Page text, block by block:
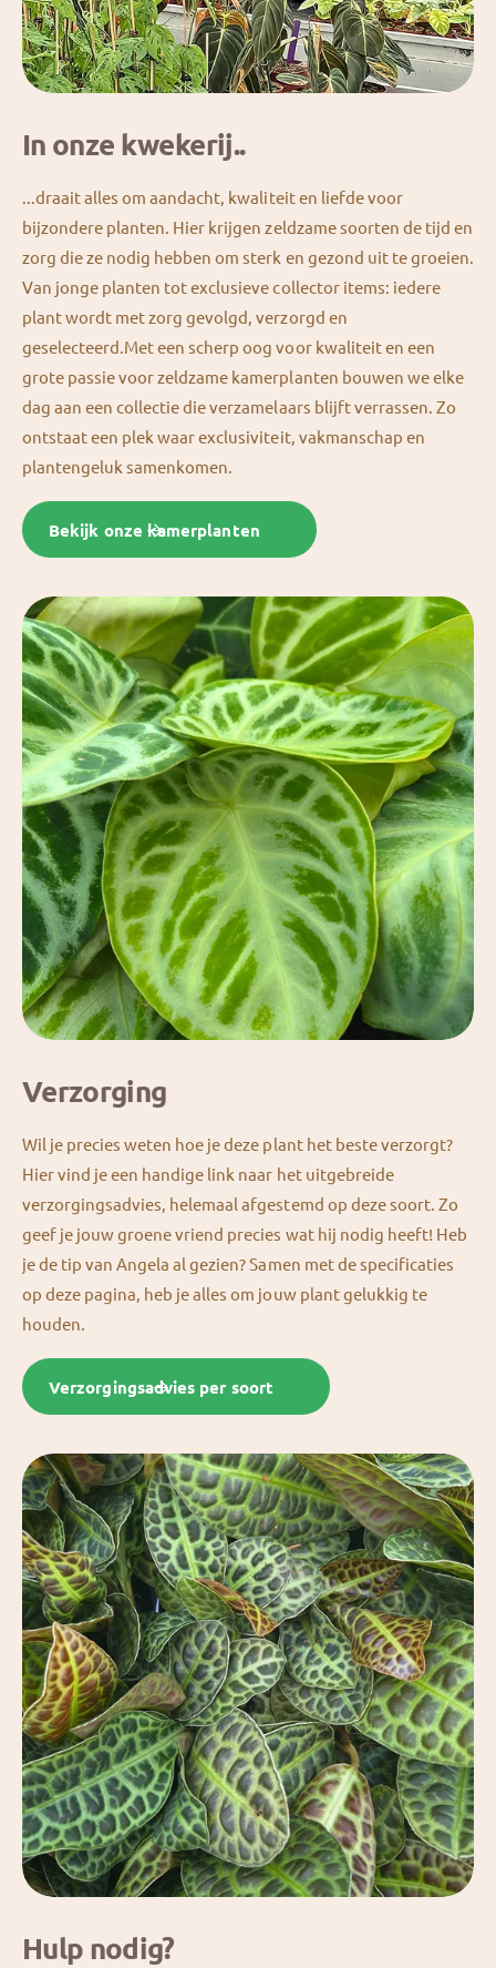
In onze kwekerij..
...draait alles om aandacht, kwaliteit en liefde voor
bijzondere planten. Hier krijgen zeldzame soorten de tijd en
zorg die ze nodig hebben om sterk en gezond uit te groeien.
Van jonge planten tot exclusieve collector items: iedere
plant wordt met zorg gevolgd, verzorgd en
geselecteerd.Met een scherp oog voor kwaliteit en een
grote passie voor zeldzame kamerplanten bouwen we elke
dag aan een collectie die verzamelaars blijft verrassen. Zo
ontstaat een plek waar exclusiviteit, vakmanschap en
plantengeluk samenkomen.
Bekijk onze kamerplanten
Verzorging
Wil je precies weten hoe je deze plant het beste verzorgt?
Hier vind je een handige link naar het uitgebreide
verzorgingsadvies, helemaal afgestemd op deze soort. Zo
geef je jouw groene vriend precies wat hij nodig heeft! Heb
je de tip van Angela al gezien? Samen met de specificaties
op deze pagina, heb je alles om jouw plant gelukkig te
houden.
Verzorgingsadvies per soort
Hulp nodig?